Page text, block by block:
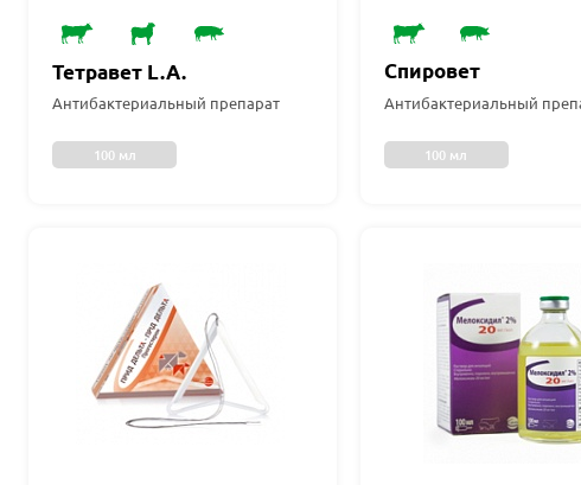
Тетравет L.A.
Антибактериальный препарат
100 мл
Спировет
Антибактериальный
100 мл